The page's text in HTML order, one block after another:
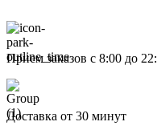
Прием заказов с 8:00 до
Доставка от 30 минут